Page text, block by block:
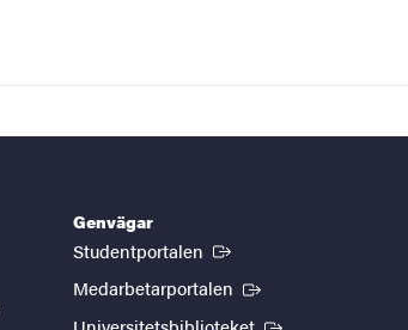
Genvägar
Studentportalen (Extern länk)
Medarbetarportalen (Extern länk)
(Extern länk)